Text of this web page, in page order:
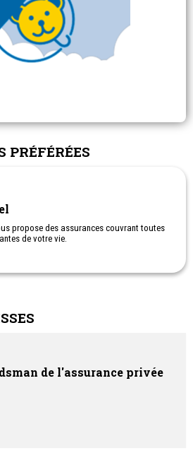
PRÉFÉRÉES
propose des assurances couvrant toutes
de votre vie.
de l'assurance privée